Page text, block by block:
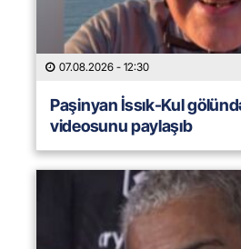
07.08.2026 - 12:30
Paşinyan İssık-Kul
videosunu paylaşıb